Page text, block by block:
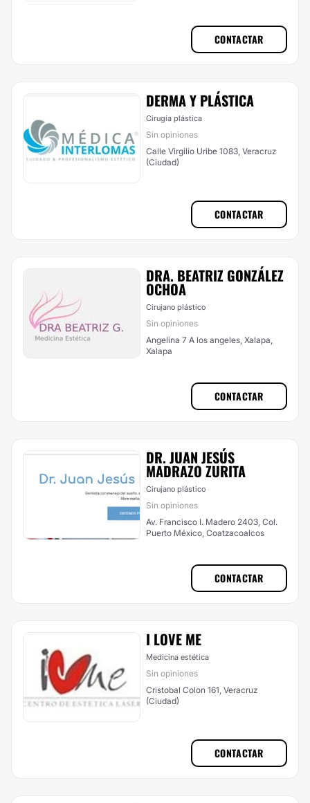
CONTACTAR
DERMA Y PLÁSTICA
Cirugía plástica
Sin opiniones
Calle Virgilio Uribe 1083, Veracruz
(Ciudad)
CONTACTAR
DRA. BEATRIZ GONZÁLEZ
OCHOA
Cirujano plástico
Sin opiniones
Angelina 7 A los angeles, Xalapa,
Xalapa
CONTACTAR
DR. JUAN JESÚS
MADRAZO ZURITA
Cirujano plástico
Sin opiniones
Av. Francisco I. Madero 2403, Col.
Puerto México, Coatzacoalcos
CONTACTAR
I LOVE ME
Medicina estética
Sin opiniones
Cristobal Colon 161, Veracruz
(Ciudad)
CONTACTAR